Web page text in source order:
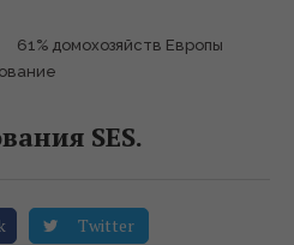
61% домохозяйств Европы
SES.
Twitter